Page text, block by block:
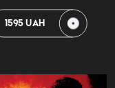
1595 UAH